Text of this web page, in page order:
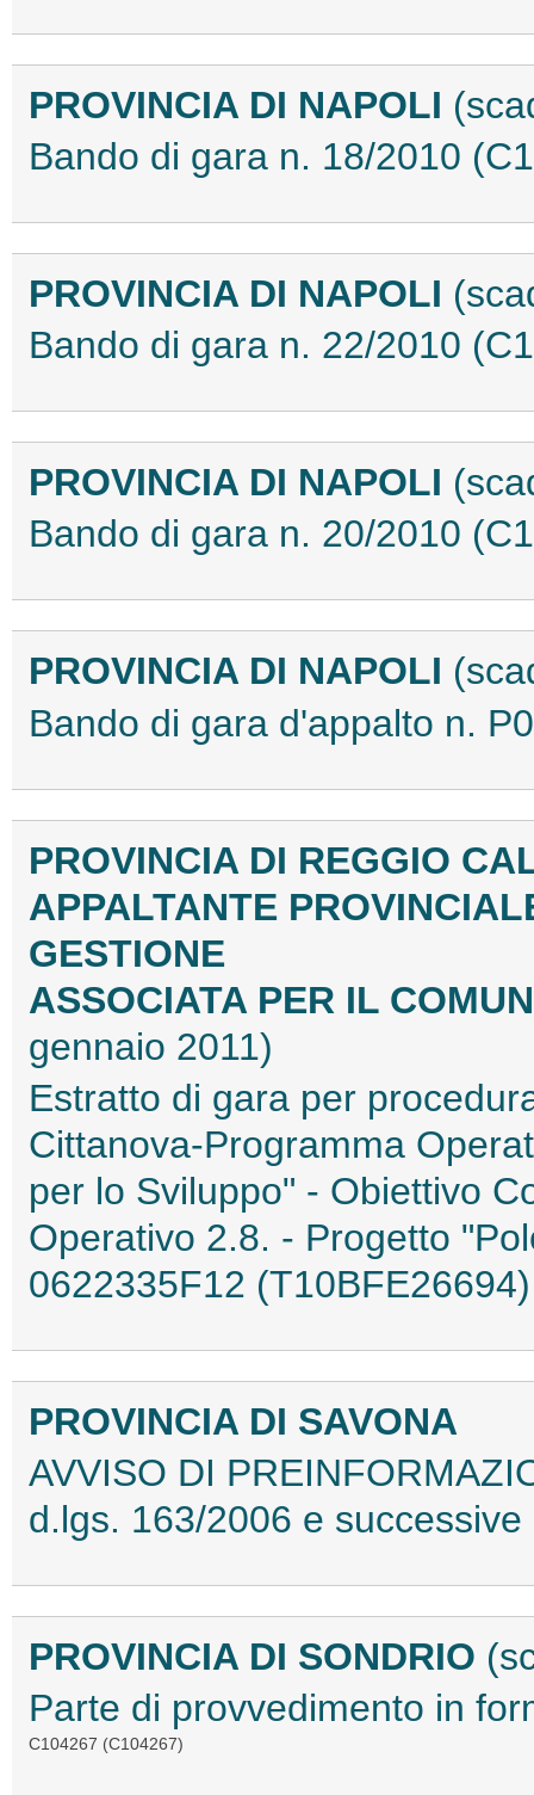
PROVINCIA DI NAPOLI
Bando di gara n. 18/2010
PROVINCIA DI NAPOLI
Bando di gara n. 22/2010
PROVINCIA DI NAPOLI
Bando di gara n. 20/2010
PROVINCIA DI NAPOLI
Bando di gara d'appalto n.
PROVINCIA DI REGGIO
APPALTANTE
GESTIONE
ASSOCIATA PER IL
gennaio 2011)
Estratto di gara per
Cittanova-Programma
per lo Sviluppo" - Obiettivo
Operativo 2.8. - Progetto
0622335F12 (T10BFE26694)
PROVINCIA DI SAVONA
AVVISO DI
d.lgs. 163/2006 e
PROVINCIA DI SONDRIO
Parte di provvedimento in
C104267 (C104267)